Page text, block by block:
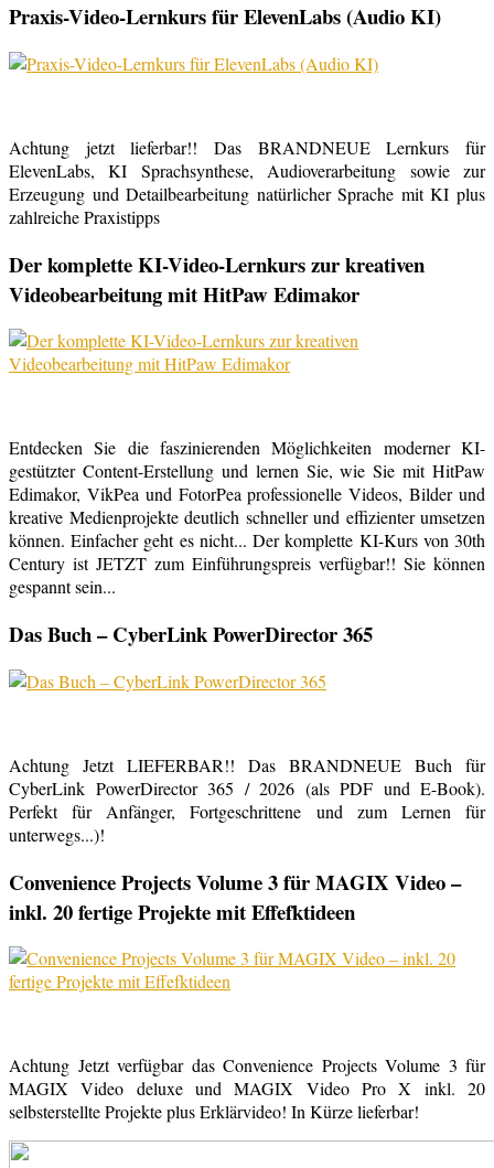
Praxis-Video-Lernkurs für ElevenLabs (Audio KI)
Achtung jetzt lieferbar!! Das BRANDNEUE Lernkurs für
ElevenLabs, KI Sprachsynthese, Audioverarbeitung sowie zur
Erzeugung und Detailbearbeitung natürlicher Sprache mit KI plus
zahlreiche Praxistipps
Der komplette KI-Video-Lernkurs zur kreativen
Videobearbeitung mit HitPaw Edimakor
Entdecken Sie die faszinierenden Möglichkeiten moderner KI-
gestützter Content-Erstellung und lernen Sie, wie Sie mit HitPaw
Edimakor, VikPea und FotorPea professionelle Videos, Bilder und
kreative Medienprojekte deutlich schneller und effizienter umsetzen
können. Einfacher geht es nicht... Der komplette KI-Kurs von 30th
Century ist JETZT zum Einführungspreis verfügbar!! Sie können
gespannt sein...
Das Buch – CyberLink PowerDirector 365
Achtung Jetzt LIEFERBAR!! Das BRANDNEUE Buch für
CyberLink PowerDirector 365 / 2026 (als PDF und E-Book).
Perfekt für Anfänger, Fortgeschrittene und zum Lernen für
unterwegs...)!
Convenience Projects Volume 3 für MAGIX Video –
inkl. 20 fertige Projekte mit Effefktideen
Achtung Jetzt verfügbar das Convenience Projects Volume 3 für
MAGIX Video deluxe und MAGIX Video Pro X inkl. 20
selbsterstellte Projekte plus Erklärvideo! In Kürze lieferbar!